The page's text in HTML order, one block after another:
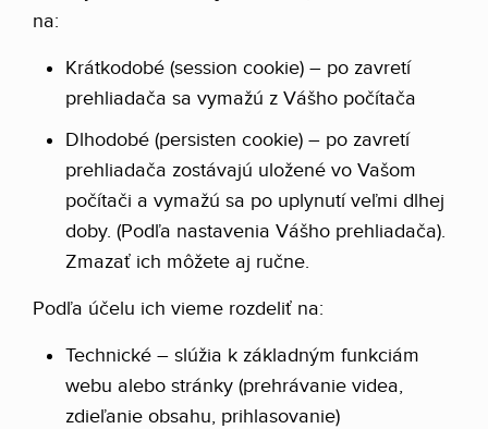
na:
Krátkodobé (session cookie) – po zavretí
prehliadača sa vymažú z Vášho počítača
Dlhodobé (persisten cookie) – po zavretí
prehliadača zostávajú uložené vo Vašom
počítači a vymažú sa po uplynutí veľmi dlhej
doby. (Podľa nastavenia Vášho prehliadača).
Zmazať ich môžete aj ručne.
Podľa účelu ich vieme rozdeliť na:
Technické – slúžia k základným funkciám
webu alebo stránky (prehrávanie videa,
zdieľanie obsahu, prihlasovanie)